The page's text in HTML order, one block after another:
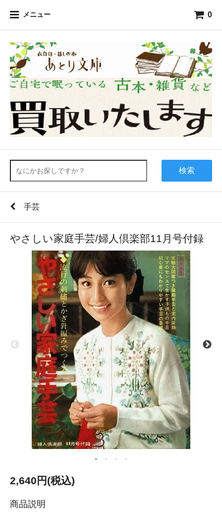
メニュー 0
検索
手芸
やさしい家庭手芸/婦人倶楽部11月号付録
2,640円(税込)
商品説明